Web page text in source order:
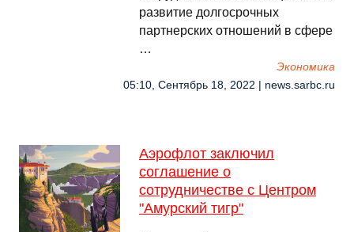
развитие долгосрочных
партнерских отношений в сфере
…
Экономика
05:10, Сентябрь 18, 2022 | news.sarbc.ru
Аэрофлот заключил
соглашение о
сотрудничестве с Центром
"Амурский тигр"